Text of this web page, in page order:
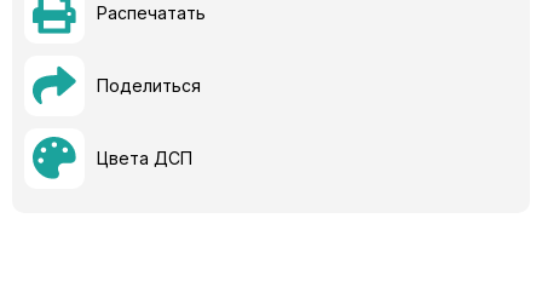
Распечатать
Поделиться
Цвета ДСП